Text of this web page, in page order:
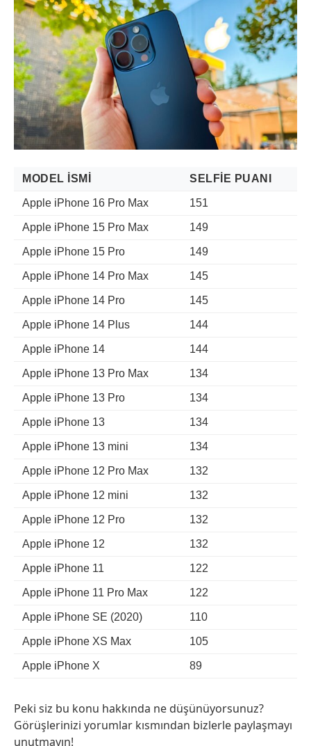
MODEL İSMI SELFIE PUANI
Apple iPhone 16 Pro Max 151
Apple iPhone 15 Pro Max 149
Apple iPhone 15 Pro 149
Apple iPhone 14 Pro Max 145
Apple iPhone 14 Pro 145
Apple iPhone 14 Plus 144
Apple iPhone 14 144
Apple iPhone 13 Pro Max 134
Apple iPhone 13 Pro 134
Apple iPhone 13 134
Apple iPhone 13 mini 134
Apple iPhone 12 Pro Max 132
Apple iPhone 12 mini 132
Apple iPhone 12 Pro 132
Apple iPhone 12 132
Apple iPhone 11 122
Apple iPhone 11 Pro Max 122
Apple iPhone SE (2020) 110
Apple iPhone XS Max 105
Apple iPhone X 89
Peki siz bu konu hakkında ne düşünüyorsunuz?
Görüşlerinizi yorumlar kısmından bizlerle paylaşmayı
unutmayın!